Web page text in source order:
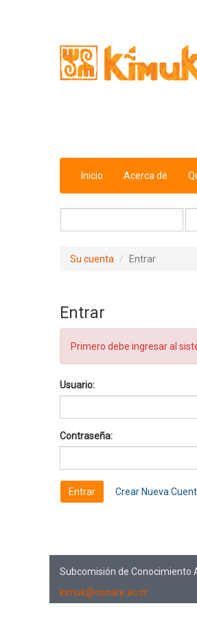
Inicio Acerca de
Su cuenta Entrar
Entrar
Primero debe ingresar al
Usuario:
Contraseña:
Crear Nueva
Subcomisión de Conocimiento
kimuk@conare.ac.cr